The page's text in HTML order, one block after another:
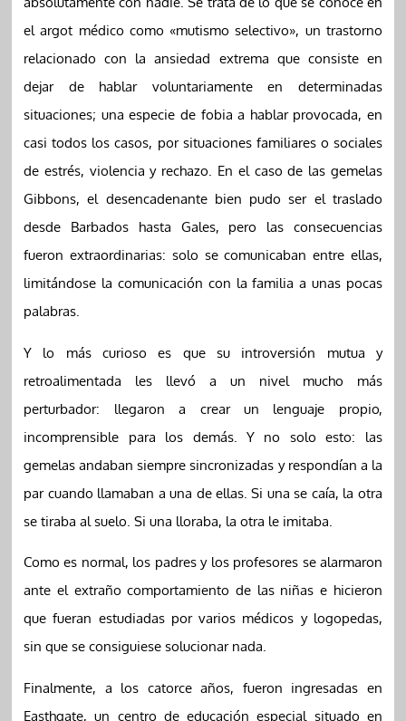
el argot médico como «mutismo selectivo», un trastorno
relacionado con la ansiedad extrema que consiste en
dejar de hablar voluntariamente en determinadas
situaciones; una especie de fobia a hablar provocada, en
casi todos los casos, por situaciones familiares o sociales
de estrés, violencia y rechazo. En el caso de las gemelas
Gibbons, el desencadenante bien pudo ser el traslado
desde Barbados hasta Gales, pero las consecuencias
fueron extraordinarias: solo se comunicaban entre ellas,
limitándose la comunicación con la familia a unas pocas
palabras.
Y lo más curioso es que su introversión mutua y
retroalimentada les llevó a un nivel mucho más
perturbador: llegaron a crear un lenguaje propio,
incomprensible para los demás. Y no solo esto: las
gemelas andaban siempre sincronizadas y respondían a la
par cuando llamaban a una de ellas. Si una se caía, la otra
se tiraba al suelo. Si una lloraba, la otra le imitaba.
Como es normal, los padres y los profesores se alarmaron
ante el extraño comportamiento de las niñas e hicieron
que fueran estudiadas por varios médicos y logopedas,
sin que se consiguiese solucionar nada.
Finalmente, a los catorce años, fueron ingresadas en
Easthgate, un centro de educación especial situado en